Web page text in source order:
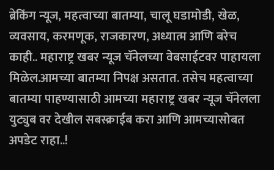
ब्रेकिंग न्यूज, महत्वाच्या बातम्या, चालू घडामोडी, खेळ,
व्यवसाय, करमणूक, राजकारण, अध्यात्म आणि बरेच
काही.. महाराष्ट्र खबर न्यूज चॅनेलच्या वेबसाईटवर पाहायला
मिळेल.आमच्या बातम्या निपक्ष असतात. तसेच महत्वाच्या
बातम्या पाहण्यासाठी आमच्या महाराष्ट्र खबर न्यूज चॅनेलला
युट्युब वर देखील सबस्क्राईब करा आणि आमच्यासोबत
अपडेट राहा..!